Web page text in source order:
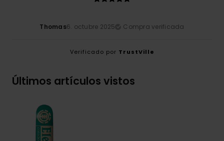
Thomas6. octubre 2025 Compra verificada
Verificado por TrustVille
Últimos artículos vistos